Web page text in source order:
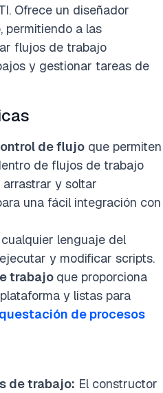
Ofrece un diseñador
permitiendo a las
flujos de trabajo
y gestionar tareas de
de flujo que permiten
de flujos de trabajo
y soltar
una fácil integración con
lenguaje del
y modificar scripts.
trabajo que proporciona
y listas para
de procesos
de trabajo: El constructor